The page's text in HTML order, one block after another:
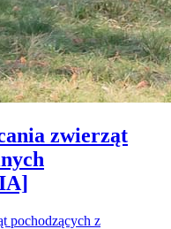
zwierząt